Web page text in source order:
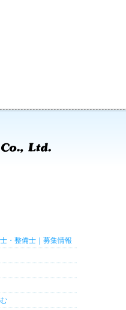
・整備士｜募集情報